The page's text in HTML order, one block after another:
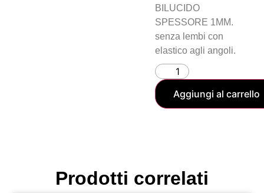
BILUCIDO
SPESSORE 1MM.
senza lembi con
elastico agli angoli.
Aggiungi al carrello
Prodotti correlati